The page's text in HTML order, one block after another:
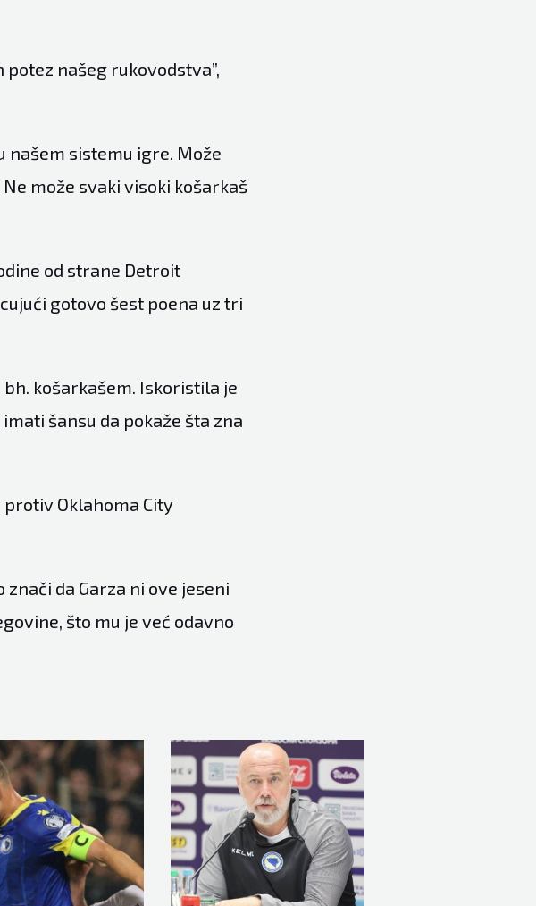
našeg rukovodstva”,
našem sistemu igre. Može
može svaki visoki košarkaš
od strane Detroit
gotovo šest poena uz tri
košarkašem. Iskoristila je
šansu da pokaže šta zna
Oklahoma City
da Garza ni ove jeseni
što mu je već odavno